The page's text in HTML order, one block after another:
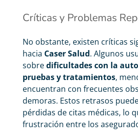
Críticas y Problemas
No obstante, existen críticas
hacia Caser Salud. Algunos
sobredificultades con la
pruebas y tratamientos,
encuentran con frecuentes
demoras. Estos retrasos
pérdidas de citas médicas, lo
frustración entre los